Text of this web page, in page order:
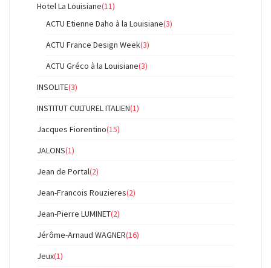
Hotel La Louisiane(11)
ACTU Etienne Daho à la Louisiane(3)
ACTU France Design Week(3)
ACTU Gréco à la Louisiane(3)
INSOLITE(3)
INSTITUT CULTUREL ITALIEN(1)
Jacques Fiorentino(15)
JALONS(1)
Jean de Portal(2)
Jean-Francois Rouzieres(2)
Jean-Pierre LUMINET(2)
Jérôme-Arnaud WAGNER(16)
Jeux(1)